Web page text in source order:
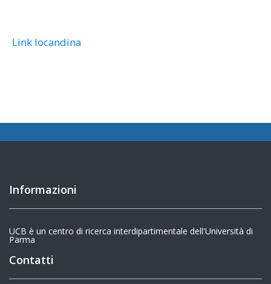
Link locandina
Informazioni
UCB è un centro di ricerca interdipartimentale dell'Università di
Parma
Contatti